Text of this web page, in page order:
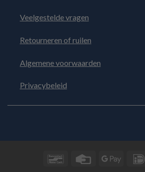
Veelgestelde vragen
Retourneren of ruilen
Algemene voorwaarden
Privacybeleid
BancontactCredit
Google